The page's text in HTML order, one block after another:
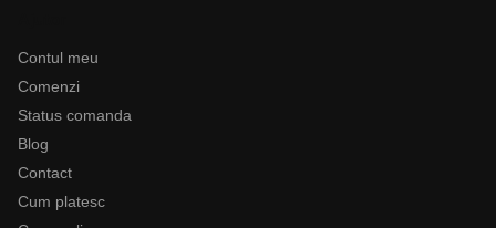
Contul meu
Comenzi
Status comanda
Blog
Contact
Cum platesc